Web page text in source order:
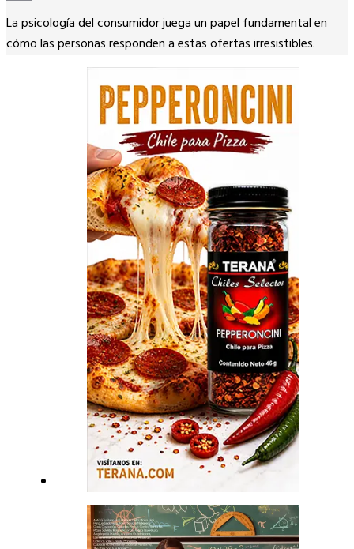
Copy
Link
La psicología del consumidor juega un papel fundamental en
cómo las personas responden a estas ofertas irresistibles.